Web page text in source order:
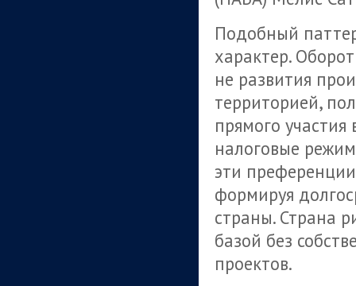
Подобный
характер.
не развития
территорией,
прямого
налоговые
эти
формируя
страны. Страна
базой без
проектов.